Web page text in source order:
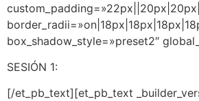
box_shadow_style=»preset2″
SESIÓN 1:
[/et_pb_text][et_pb_text